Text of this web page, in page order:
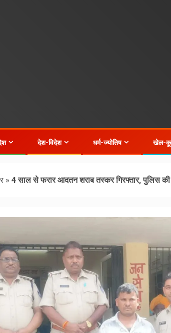
देश-विदेश धर्म-ज्योतिष खेल-
» 4 साल से फरार आदतन शराब तस्कर गिरफ्तार, पुलिस